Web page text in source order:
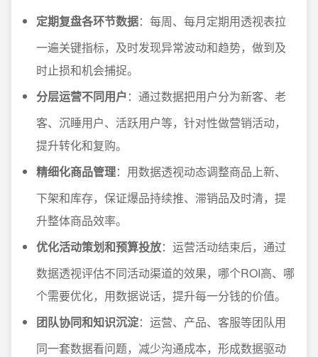
定期复盘各环节数据：每周、每月定期用透视表拉
一遍关键指标，及时发现异常波动和趋势，做到及
时止损和机会捕捉。
分层运营不同用户：通过数据把用户分为新客、老
客、沉睡用户、活跃用户等，针对性做营销活动，
提升转化和复购。
精细化商品管理：用数据透视动态调整商品上新、
下架和库存，保证爆品持续推、滞销品及时清，提
升整体商品效率。
优化活动策划和预算投放：运营活动结束后，通过
数据透视评估不同活动渠道的效果，哪个ROI高、哪
个需要优化，用数据说话，提升每一分钱的价值。
团队协同和知识沉淀：运营、产品、客服等团队用
同一套数据看问题，减少沟通成本，形成数据驱动